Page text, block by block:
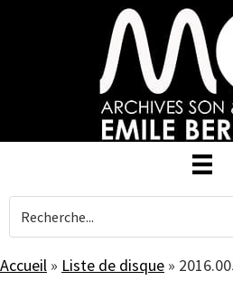
Accueil » Liste de disque »